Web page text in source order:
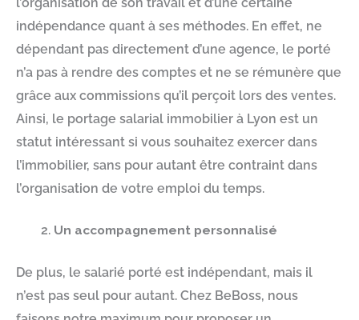
indépendance quant à ses méthodes. En effet, ne
dépendant pas directement d’une agence, le porté
n’a pas à rendre des comptes et ne se rémunère que
grâce aux commissions qu’il perçoit lors des ventes.
Ainsi, le portage salarial immobilier à Lyon est un
statut intéressant si vous souhaitez exercer dans
l’immobilier, sans pour autant être contraint dans
l’organisation de votre emploi du temps.
Un accompagnement personnalisé
De plus, le salarié porté est indépendant, mais il
n’est pas seul pour autant. Chez BeBoss, nous